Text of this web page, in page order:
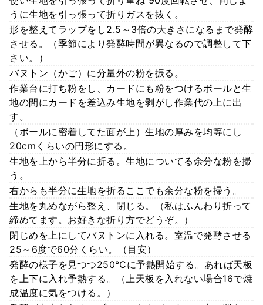
うに生地を引っ張って折りガスを抜く。
形を整えてラップをし2.5～3倍の大きさになるまで発酵
させる。（季節により発酵時間が異なるので調整して下
さい。）
バヌトン（かご）に分量外の粉を振る。
作業台に打ち粉をし、カードにも粉をつけるボールと生
地の間にカードを差込み生地を剥がし作業代の上に出
す。
（ボールに密着してた面が上）生地の厚みを均等にし
20cmくらいの円形にする。
生地を上から半分に折る。生地についてる余分な粉を掃
う。
右からも半分に生地を折るここでも余分な粉を掃う。
生地を丸めながら整え、閉じる。（私はふんわり折って
締めてます。お好きな折り方でどうぞ。）
閉じめを上にしてバヌトンに入れる。室温で発酵させる
25～6度で60分くらい。（目安）
発酵の様子を見つつ250℃に予熱開始する。あれば天板
を上下に入れ予熱する。（上天板を入れない場合16で焼
成温度に気をつける。）